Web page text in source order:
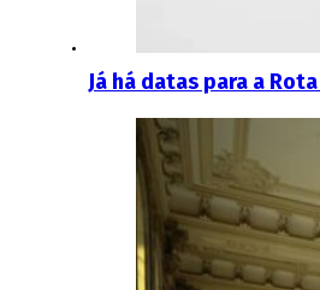
Já há datas para a